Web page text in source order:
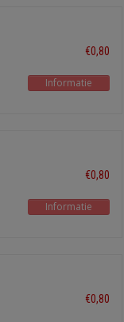
€0,80
Informatie
€0,80
Informatie
€0,80